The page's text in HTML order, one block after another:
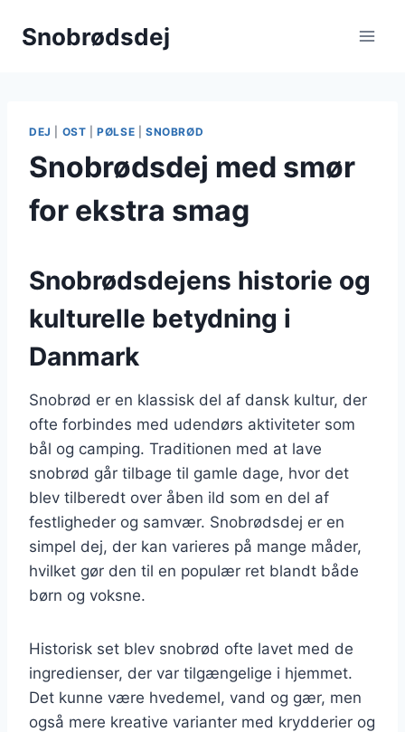
Snobrødsdej
DEJ OST |PØLSE SNOBRØD
Snobrødsdej med smør
for ekstra smag
Snobrødsdejens historie og
kulturelle betydning i
Danmark
Snobrød er en klassisk del af dansk kultur, der
ofte forbindes med udendørs aktiviteter som
bål og camping. Traditionen med at lave
snobrød går tilbage til gamle dage, hvor det
blev tilberedt over åben ild som en del af
festligheder og samvær. Snobrødsdej er en
simpel dej, der kan varieres på mange måder,
hvilket gør den til en populær ret blandt både
børn og voksne.
Historisk set blev snobrød ofte lavet med de
ingredienser, der var tilgængelige i hjemmet.
Det kunne være hvedemel, vand og gær, men
også mere kreative varianter med krydderier og